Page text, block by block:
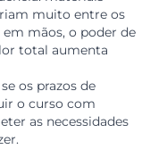
do caminho que
bom